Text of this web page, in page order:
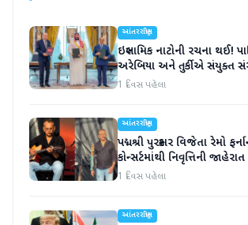
આંતરરાષ્ટ્રીય
ઇસ્લામિક નાટોની રચના થઈ!
અરેબિયા અને તુર્કીએ સંયુક્ત
હસ્તાક્ષર
1 દિવસ પહેલા
આંતરરાષ્ટ્રીય
પદ્મશ્રી પુરસ્કાર વિજેતા રેમો
કોન્સર્ટમાંથી નિવૃત્તિની જાહેરાત
1 દિવસ પહેલા
આંતરરાષ્ટ્રીય